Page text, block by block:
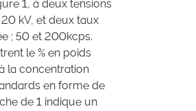
1, à deux tensions
kV, et deux taux
; 50 et 200kcps.
le % en poids
la concentration
en forme de
de 1 indique un